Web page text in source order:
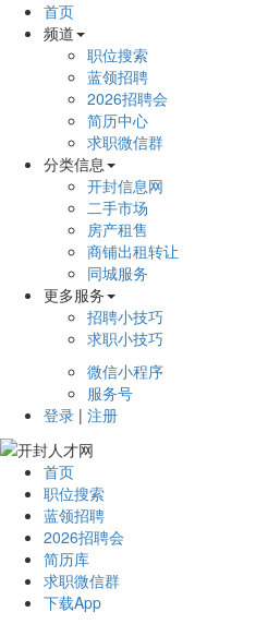
首页
频道
职位搜索
蓝领招聘
2026招聘会
简历中心
求职微信群
分类信息
开封信息网
二手市场
房产租售
商铺出租转让
同城服务
更多服务
招聘小技巧
求职小技巧
微信小程序
服务号
登录 | 注册
首页
职位搜索
蓝领招聘
2026招聘会
简历库
求职微信群
下载App